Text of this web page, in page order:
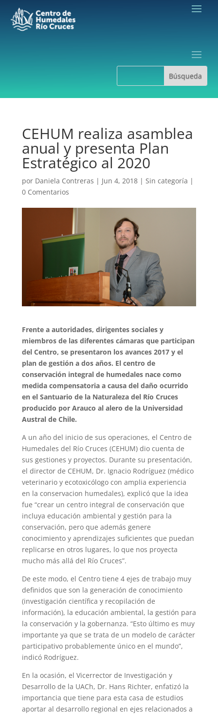
CEHUM realiza asamblea
anual y presenta Plan
Estratégico al 2020
por Daniela Contreras | Jun 4, 2018| Sin categoría |
0 Comentarios
Frente a autoridades, dirigentes sociales y
miembros de las diferentes cámaras que participan
del Centro, se presentaron los avances 2017 y el
plan de gestión a dos años. El centro de
conservación integral de humedales nace como
medida compensatoria a causa del daño ocurrido
en el Santuario de la Naturaleza del Río Cruces
producido por Arauco al alero de la Universidad
Austral de Chile.
A un año del inicio de sus operaciones, el Centro de
Humedales del Río Cruces (CEHUM) dio cuenta de
sus gestiones y proyectos. Durante su presentación,
el director de CEHUM, Dr. Ignacio Rodríguez (médico
veterinario y ecotoxicólogo con amplia experiencia
en la conservacion humedales), explicó que la idea
fue “crear un centro integral de conservación que
incluya educación ambiental y gestión para la
conservación, pero que además genere
conocimiento y aprendizajes suficientes que puedan
replicarse en otros lugares, lo que nos proyecta
mucho más allá del Río Cruces”.
De este modo, el Centro tiene 4 ejes de trabajo muy
definidos que son la generación de conocimiento
(investigación científica y recopilación de
información), la educación ambiental, la gestión para
la conservación y la gobernanza. “Esto último es muy
importante ya que se trata de un modelo de carácter
participativo probablemente único en el mundo”,
indicó Rodríguez.
En la ocasión, el Vicerrector de Investigación y
Desarrollo de la UACh, Dr. Hans Richter, enfatizó la
importancia que tiene para esta casa de estudios
aportar al desarrollo regional en ejes relacionados a